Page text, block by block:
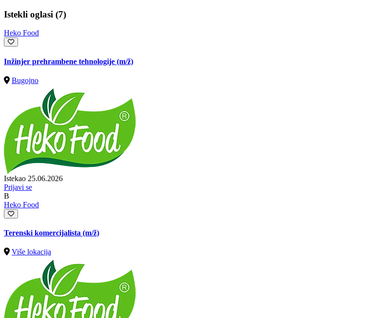
Istekli oglasi (7)
Heko Food
Inžinjer prehrambene tehnologije (m/ž)
Bugojno
Istekao 25.06.2026
Prijavi se
B
Heko Food
Terenski komercijalista (m/ž)
Više lokacija